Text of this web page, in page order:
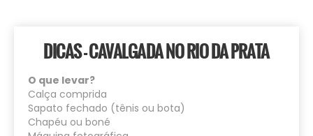
DICAS - CAVALGADA NO RIO DA PRATA
O que levar?
Calça comprida
Sapato fechado (tênis ou bota)
Chapéu ou boné